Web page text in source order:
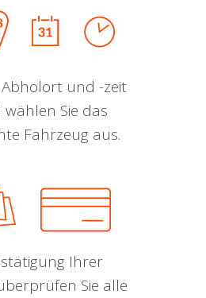
Abholort und -zeit
Sie das
Fahrzeug aus.
Ihrer
Sie alle